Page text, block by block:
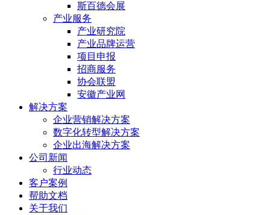
斯百德会展
产业服务
产业研究院
产业品牌运营
项目申报
招商服务
协会联盟
安徽产业网
解决方案
企业营销解决方案
数字化转型解决方案
企业出海解决方案
公司新闻
行业动态
客户案例
帮助文档
关于我们